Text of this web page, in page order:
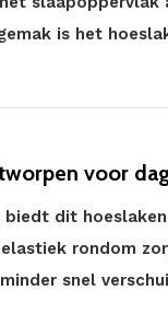
is het
voor
dit
rondom
snel